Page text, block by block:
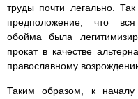
труды почти легально.
предположение, что вся
обойма была
прокат в качестве
православному
Таким образом, к